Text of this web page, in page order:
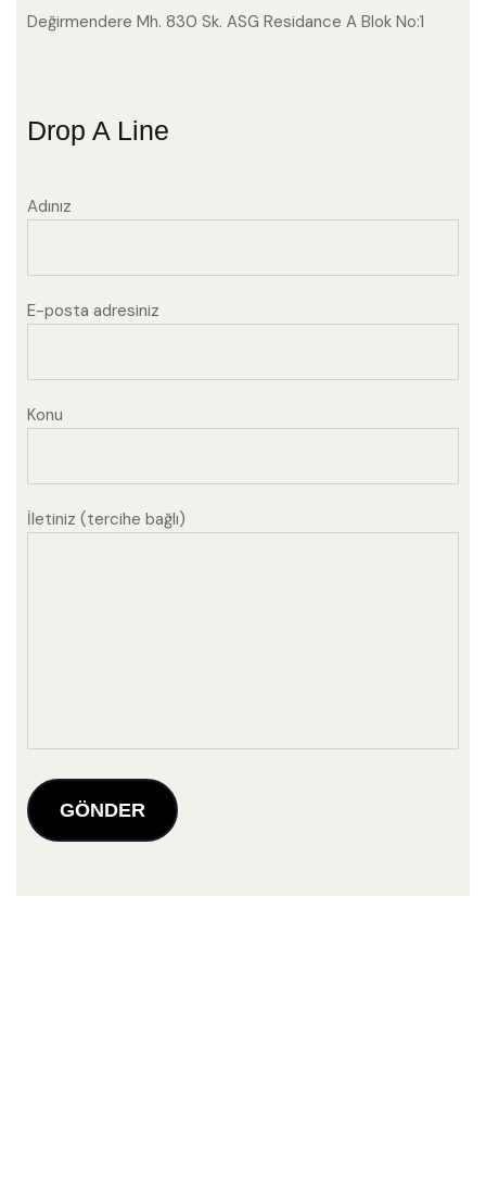
Değirmendere Mh. 830 Sk. ASG Residance A Blok No:1
Drop A Line
Adınız
E-posta adresiniz
Konu
İletiniz (tercihe bağlı)